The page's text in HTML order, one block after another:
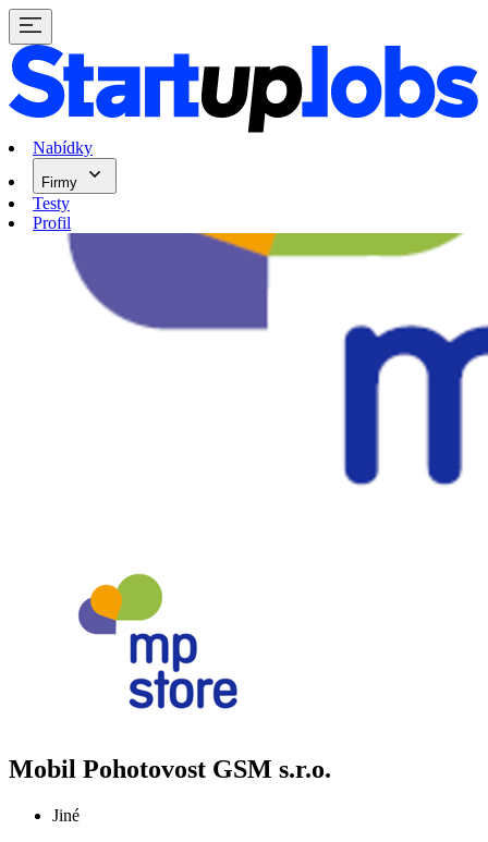
Nabídky
Firmy
Testy
Profil
Mobil Pohotovost GSM s.r.o.
Jiné